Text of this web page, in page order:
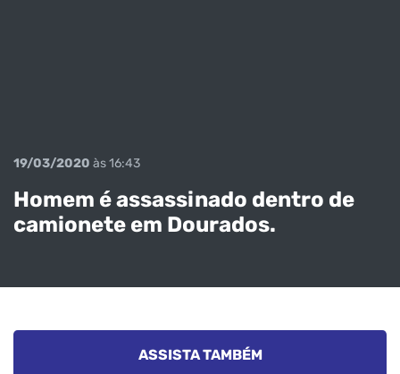
19/03/2020 às 16:43
Homem é assassinado dentro de
camionete em Dourados.
ASSISTA TAMBÉM
Veja o
momento em